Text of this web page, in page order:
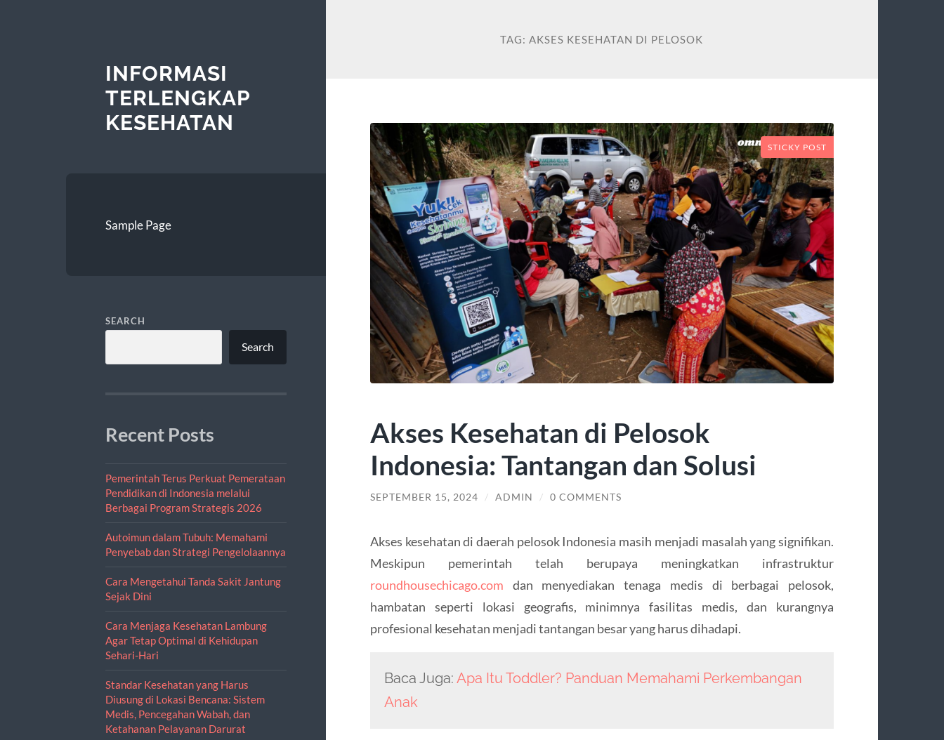
INFORMASI
TERLENGKAP
KESEHATAN
Sample Page
SEARCH
Search
Recent Posts
Pemerintah Terus Perkuat Pemerataan
Pendidikan di Indonesia melalui
Berbagai Program Strategis 2026
Autoimun dalam Tubuh: Memahami
Penyebab dan Strategi Pengelolaannya
Cara Mengetahui Tanda Sakit Jantung
Sejak Dini
Cara Menjaga Kesehatan Lambung
Agar Tetap Optimal di Kehidupan
Sehari-Hari
Standar Kesehatan yang Harus
Diusung di Lokasi Bencana: Sistem
Medis, Pencegahan Wabah, dan
Ketahanan Pelayanan Darurat
TAG:AKSES KESEHATAN DI PELOSOK
STICKY POST
Akses Kesehatan di Pelosok
Indonesia: Tantangan dan Solusi
SEPTEMBER 15, 2024 / ADMIN / 0 COMMENTS
Akses kesehatan di daerah pelosok Indonesia masih menjadi masalah yang signifikan.
Meskipun pemerintah telah berupaya meningkatkan infrastruktur
roundhousechicago.com dan menyediakan tenaga medis di berbagai pelosok,
hambatan seperti lokasi geografis, minimnya fasilitas medis, dan kurangnya
profesional kesehatan menjadi tantangan besar yang harus dihadapi.
Baca Juga: Apa Itu Toddler? Panduan Memahami Perkembangan
Anak